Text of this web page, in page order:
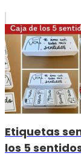
Etiquetas
los 5